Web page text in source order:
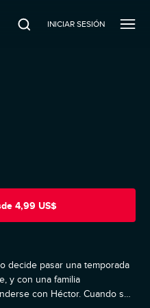
INICIAR SESIÓN
4,99 US$
decide pasar una temporada
y con una familia
con Héctor. Cuando su